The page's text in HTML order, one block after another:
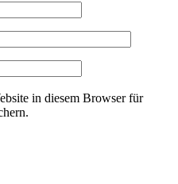
in diesem Browser für